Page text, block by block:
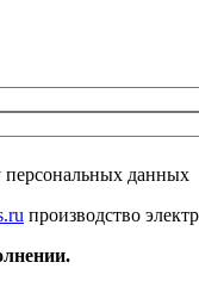
персональных данных
производство